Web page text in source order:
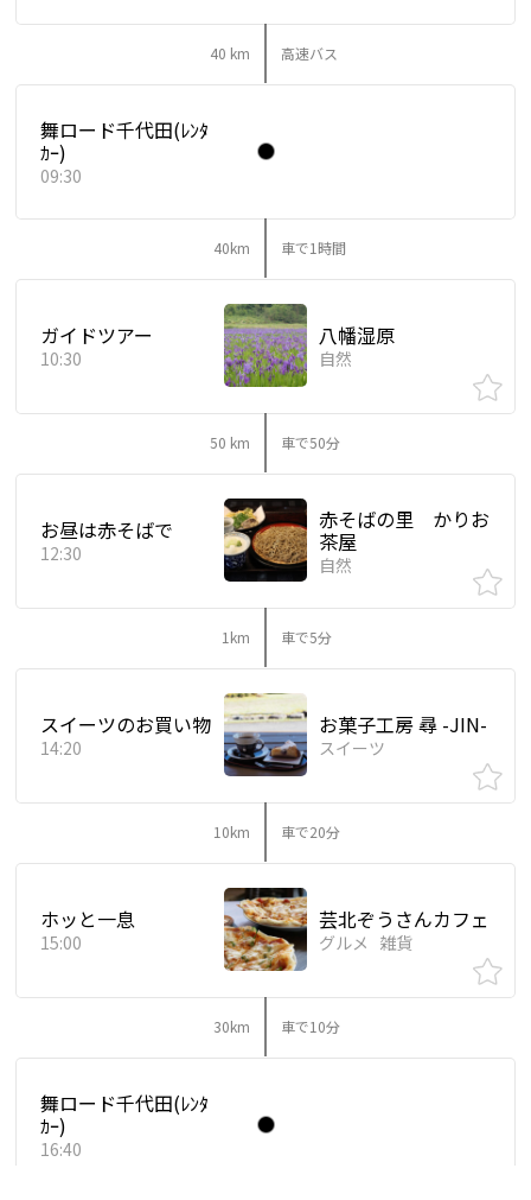
40 km 高速バス
舞ロード千代田(ﾚﾝﾀ
ｶｰ)
09:30
40km 車で1時間
ガイドツアー
10:30
50 km 車で50分
八幡湿原
自然
お昼は赤そばで
12:30
1km 車で5分
赤そばの里 かりお
茶屋
自然
スイーツのお買い物
14:20
10km 車で20分
お菓子工房 尋 -JIN-
スイーツ
ホッと一息
15:00
30km 車で10分
芸北ぞうさんカフェ
グルメ 雑貨
舞ロード千代田(ﾚﾝﾀ
ｶｰ)
16:40